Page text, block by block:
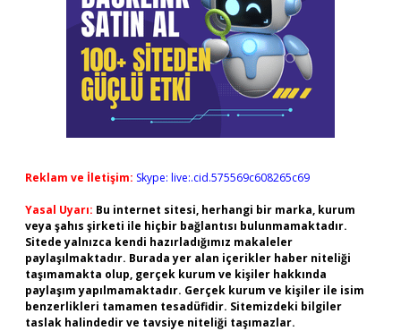
Reklam ve İletişim: Skype: live:.cid.575569c608265c69
Yasal Uyarı: Bu internet sitesi, herhangi bir marka, kurum
veya şahıs şirketi ile hiçbir bağlantısı bulunmamaktadır.
Sitede yalnızca kendi hazırladığımız makaleler
paylaşılmaktadır. Burada yer alan içerikler haber niteliği
taşımamakta olup, gerçek kurum ve kişiler hakkında
paylaşım yapılmamaktadır. Gerçek kurum ve kişiler ile isim
benzerlikleri tamamen tesadüfidir. Sitemizdeki bilgiler
taslak halindedir ve tavsiye niteliği taşımazlar.